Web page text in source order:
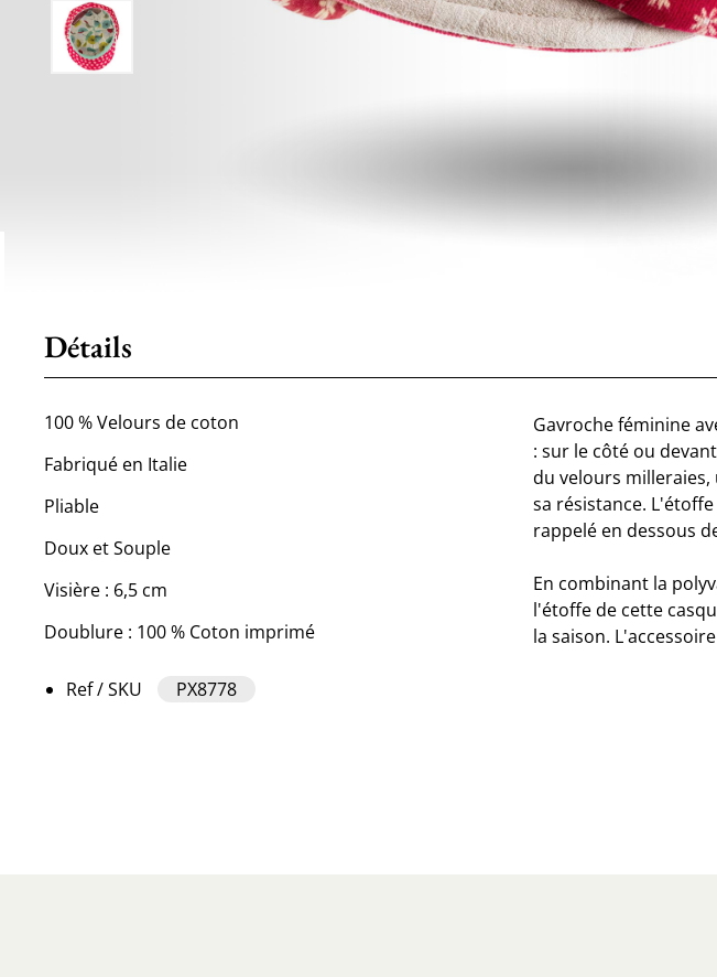
Détails
100 % Velours de coton
Fabriqué en Italie
Pliable
Doux et Souple
Visière : 6,5 cm
Doublure : 100 % Coton imprimé
Ref / SKU PX8778
Gavroche féminine
: sur le côté ou
du velours
sa résistance.
rappelé en dessous
En combinant la
l'étoffe de cette
la saison.